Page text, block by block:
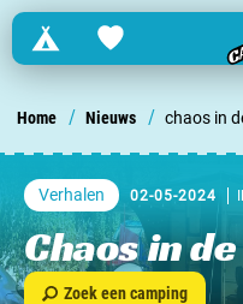
Campings Favorites
Zoek een camping
Begië
Luxemburg
Home / Nieuws / chaos in
Verhalen 02-05-2024
Chaos in
Zoek een camping